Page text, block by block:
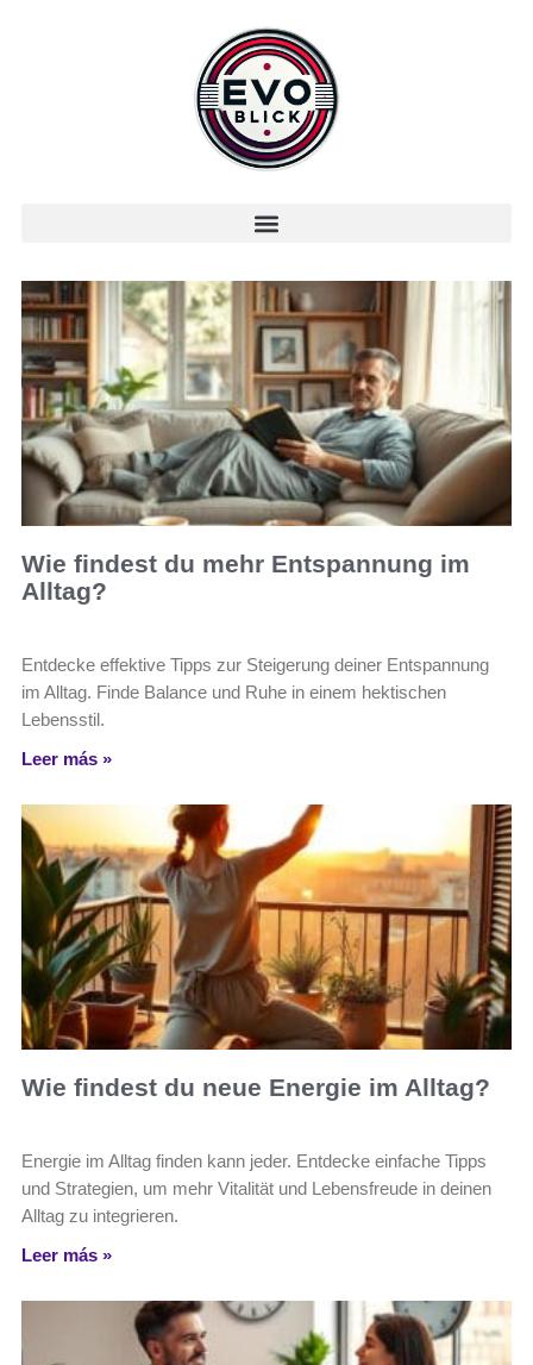
Wie findest du mehr Entspannung im
Alltag?
Entdecke effektive Tipps zur Steigerung deiner Entspannung
im Alltag. Finde Balance und Ruhe in einem hektischen
Lebensstil.
Leer más »
Wie findest du neue Energie im Alltag?
Energie im Alltag finden kann jeder. Entdecke einfache Tipps
und Strategien, um mehr Vitalität und Lebensfreude in deinen
Alltag zu integrieren.
Leer más »